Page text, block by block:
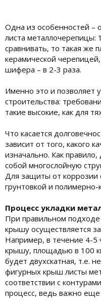
Одна из особенностей –
листа металлочерепицы:
сравнивать, то такая
керамической
шифера – в 2-3 раза.
Именно это и позволяет
строительства:
такие высокие, как для
Что касается
зависит от того, какого
изначально. Как
собой многослойную
Для защиты от коррозии
грунтовкой и
Процесс укладки
При правильном
крышу осуществляется
Например, в течение 4-5
крышу, площадью в 100
будет двухскатная, т.е.
фигурных крыш листы
соответствии с
процесс, ведь важно